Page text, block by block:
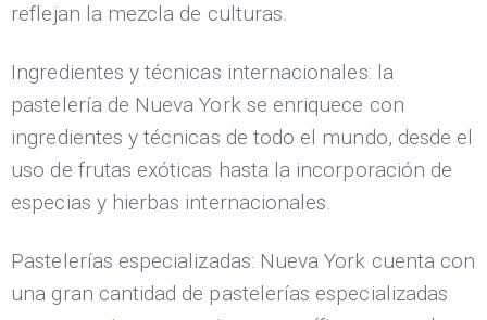
reflejan la mezcla de culturas.
Ingredientes y técnicas internacionales: la
pastelería de Nueva York se enriquece con
ingredientes y técnicas de todo el mundo, desde el
uso de frutas exóticas hasta la incorporación de
especias y hierbas internacionales.
Pastelerías especializadas: Nueva York cuenta con
una gran cantidad de pastelerías especializadas